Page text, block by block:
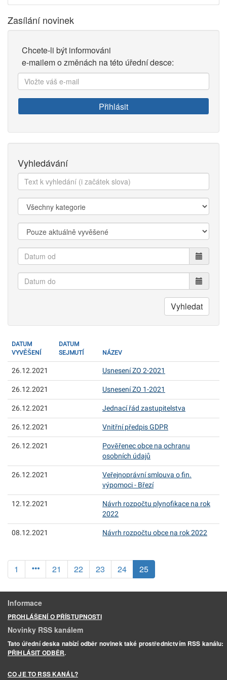
Zasílání novinek
Chcete-li být informováni
e-mailem o změnách na této úřední desce:
Vložte
váš
e-
mail:
Přihlásit
Vyhledávání
Text
k
vyhledání:
Kategorie:
Zobrazit:
Datum
od
Datum
do
Vyhledat
DATUM
VYVĚŠENÍ
DATUM
SEJMUTÍ
NÁZEV
26.12.2021 Usnesení ZO 2-2021
26.12.2021 Usnesení ZO 1-2021
26.12.2021 Jednací řád zastupitelstva
26.12.2021 Vnitřní předpis GDPR
26.12.2021
Pověřenec obce na ochranu
osobních údajů
26.12.2021
Veřejnoprávní smlouva o fin.
výpomoci - Březí
12.12.2021
Návrh rozpočtu plynofikace na rok
2022
08.12.2021 Návrh rozpočtu obce na rok 2022
1 21 22 23 24 25(aktuální)
Informace
PROHLÁŠENÍ O PŘÍSTUPNOSTI
Novinky RSS kanálem
Tato úřední deska nabízí odběr novinek také prostřednictvím RSS kanálu:
PŘIHLÁSIT ODBĚR.
CO JE TO RSS KANÁL?